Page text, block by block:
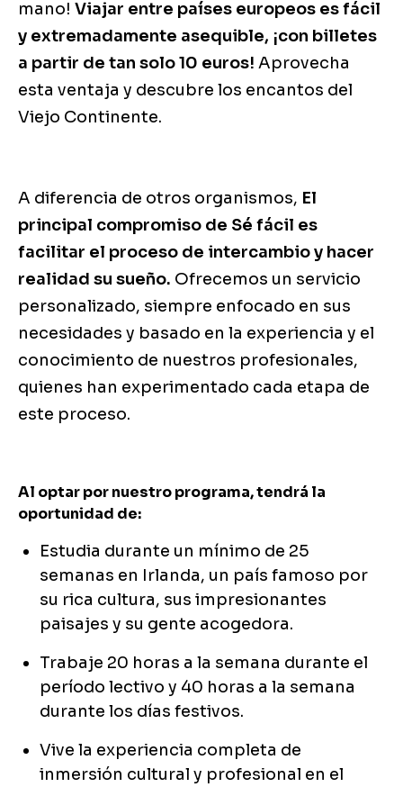
mano! Viajar entre países europeos es fácil
y extremadamente asequible, ¡con billetes
a partir de tan solo 10 euros! Aprovecha
esta ventaja y descubre los encantos del
Viejo Continente.
A diferencia de otros organismos, El
principal compromiso de Sé fácil es
facilitar el proceso de intercambio y hacer
realidad su sueño. Ofrecemos un servicio
personalizado, siempre enfocado en sus
necesidades y basado en la experiencia y el
conocimiento de nuestros profesionales,
quienes han experimentado cada etapa de
este proceso.
Al optar por nuestro programa, tendrá la
oportunidad de:
Estudia durante un mínimo de 25
semanas en Irlanda, un país famoso por
su rica cultura, sus impresionantes
paisajes y su gente acogedora.
Trabaje 20 horas a la semana durante el
período lectivo y 40 horas a la semana
durante los días festivos.
Vive la experiencia completa de
inmersión cultural y profesional en el